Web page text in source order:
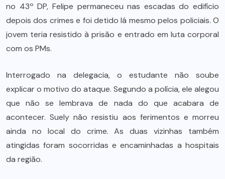
no 43º DP, Felipe permaneceu nas escadas do edifício
depois dos crimes e foi detido lá mesmo pelos policiais. O
jovem teria resistido à prisão e entrado em luta corporal
com os PMs.
Interrogado na delegacia, o estudante não soube
explicar o motivo do ataque. Segundo a polícia, ele alegou
que não se lembrava de nada do que acabara de
acontecer. Suely não resistiu aos ferimentos e morreu
ainda no local do crime. As duas vizinhas também
atingidas foram socorridas e encaminhadas a hospitais
da região.